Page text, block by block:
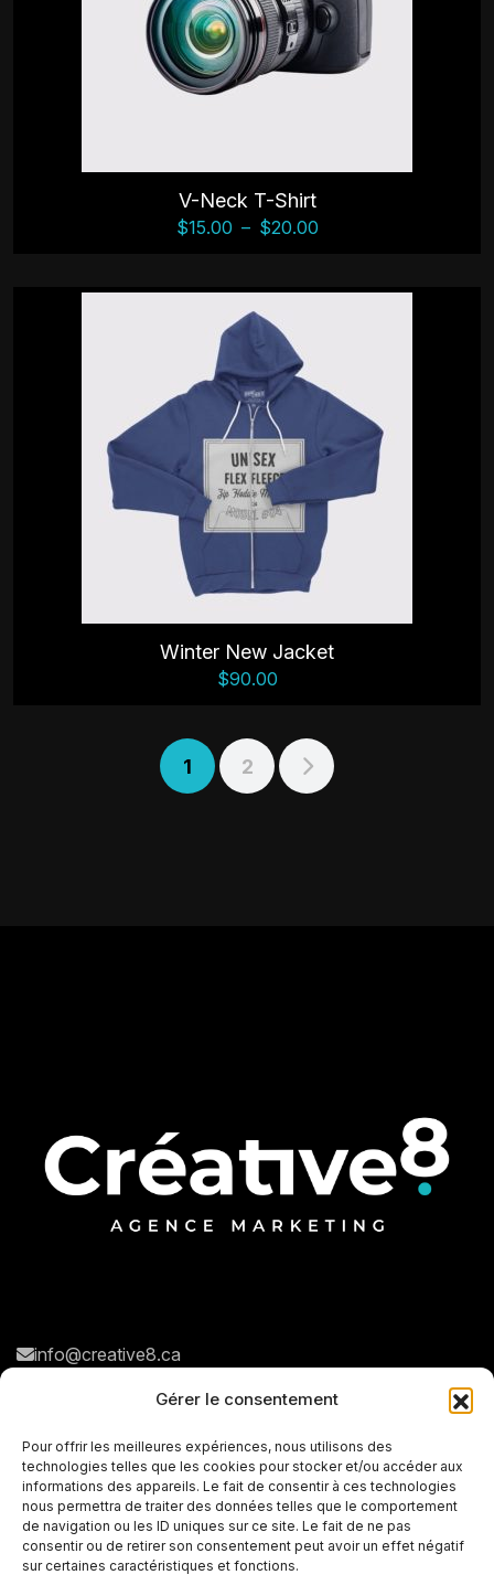
Gérer le consentement
Pour offrir les meilleures expériences, nous utilisons des
technologies telles que les cookies pour stocker et/ou accéder aux
informations des appareils. Le fait de consentir à ces technologies
nous permettra de traiter des données telles que le comportement
de navigation ou les ID uniques sur ce site. Le fait de ne pas
consentir ou de retirer son consentement peut avoir un effet négatif
sur certaines caractéristiques et fonctions.
V-Neck T-Shirt
$15.00 – $20.00
Winter New Jacket
$90.00
1 2
info@creative8.ca
Navigation rapide
Nos service s
Portf olio
Contact
Réseaux sociaux